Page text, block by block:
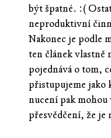
být špatné. :(
neproduktivní
Nakonec je podle
ten článek vlastně
pojednává o tom,
přistupujeme jako
nucení pak
přesvědčení, že je